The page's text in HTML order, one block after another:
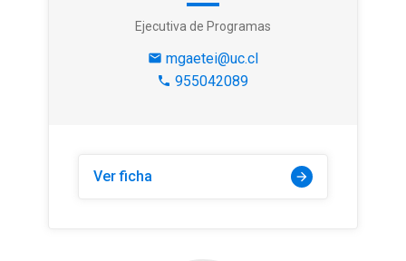
Ejecutiva de Programas
mail mgaetei@uc.cl
phone 955042089
Ver ficha arrow_forward